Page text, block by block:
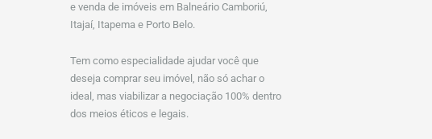
e venda de imóveis em Balneário Camboriú,
Itajaí, Itapema e Porto Belo.
Tem como especialidade ajudar você que
deseja comprar seu imóvel, não só achar o
ideal, mas viabilizar a negociação 100% dentro
dos meios éticos e legais.